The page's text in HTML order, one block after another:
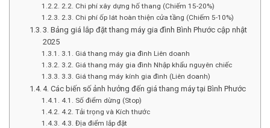
2.2. Chi phí xây dựng hố thang (Chiếm 15-20%)
2.3. Chi phí ốp lát hoàn thiện cửa tầng (Chiếm 5-10%)
3. Bảng giá lắp đặt thang máy gia đình Bình Phước cập nhật
2025
3.1. Giá thang máy gia đình Liên doanh
3.2. Giá thang máy gia đình Nhập khẩu nguyên chiếc
3.3. Giá thang máy kính gia đình (Liên doanh)
4. Các biến số ảnh hưởng đến giá thang máy tại Bình Phước
4.1. Số điểm dừng (Stop)
4.2. Tải trọng và Kích thước
4.3. Địa điểm lắp đặt